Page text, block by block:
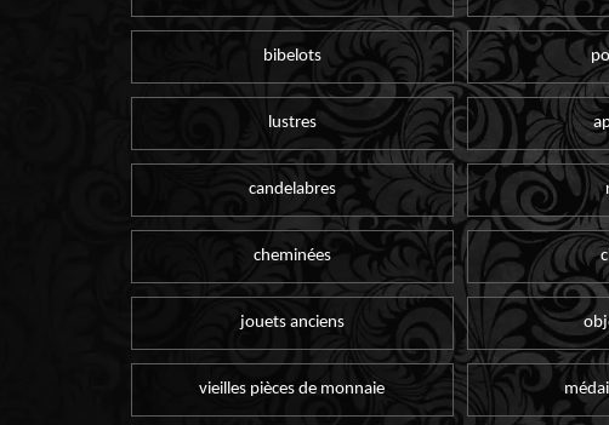
bibelots
lustres
candelabres
cheminées
jouets anciens
vieilles pièces de monnaie